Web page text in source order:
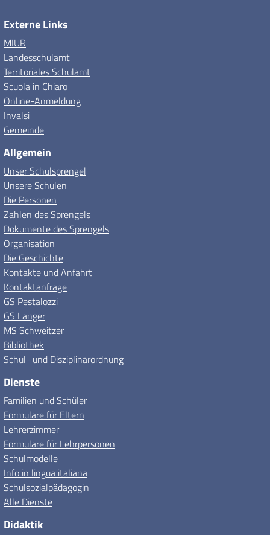
Externe Links
MIUR
Landesschulamt
Territoriales Schulamt
Scuola in Chiaro
Online-Anmeldung
Invalsi
Gemeinde
Allgemein
Unser Schulsprengel
Unsere Schulen
Die Personen
Zahlen des Sprengels
Dokumente des Sprengels
Organisation
Die Geschichte
Kontakte und Anfahrt
Kontaktanfrage
GS Pestalozzi
GS Langer
MS Schweitzer
Bibliothek
Schul- und Disziplinarordnung
Dienste
Familien und Schüler
Formulare für Eltern
Lehrerzimmer
Formulare für Lehrpersonen
Schulmodelle
Info in lingua italiana
Schulsozialpädagogin
Alle Dienste
Didaktik